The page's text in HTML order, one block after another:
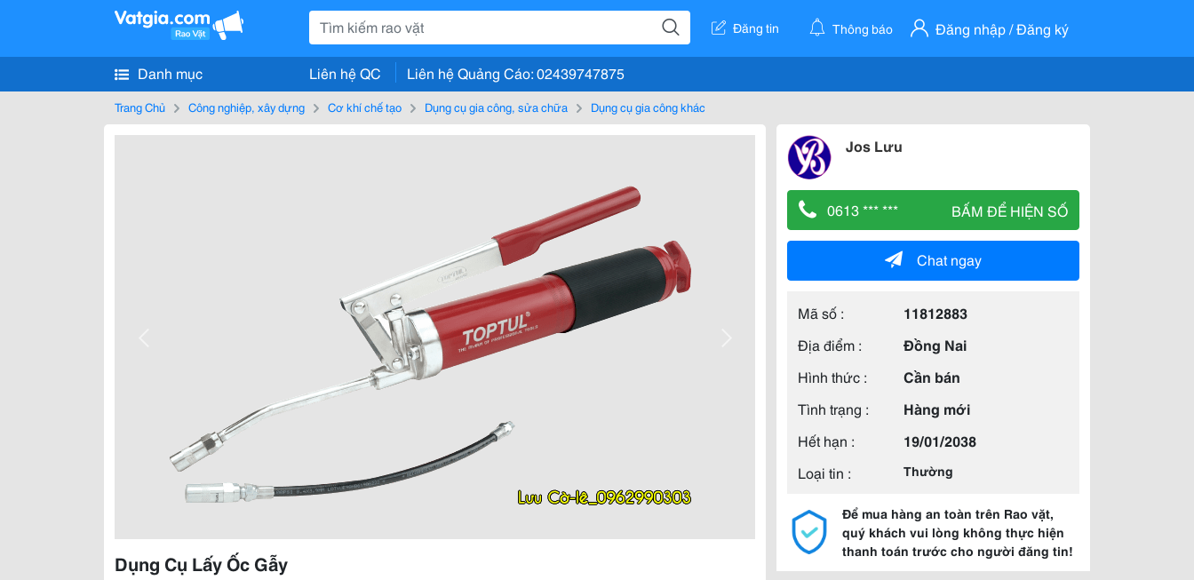
Đăng tin Thông báo Đăng nhập / Đăng ký
Danh mục Liên hệ QC Liên hệ Quảng Cáo: 02439747875
Trang Chủ Công nghiệp, xây dựng Cơ khí chế tạo Dụng cụ gia công, sửa chữa Dụng cụ gia công khác
Dụng Cụ Lấy Ốc Gẫy
Jos Lưu
0613 *** *** BẤM ĐỂ HIỆN SỐ
Chat ngay
Mã số :
11812883
Địa điểm :
Đồng Nai
Hình thức :
Cần bán
Tình trạng :
Hàng mới
Hết hạn :
19/01/2038
Loại tin :
Thường
Để mua hàng an toàn trên Rao vặt,
quý khách vui lòng không thực hiện
thanh toán trước cho người đăng tin!